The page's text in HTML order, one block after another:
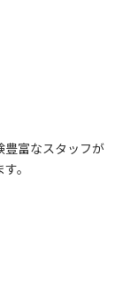
豊富なスタッフが
。